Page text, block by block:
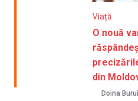
Viață
O nouă
din
Doina